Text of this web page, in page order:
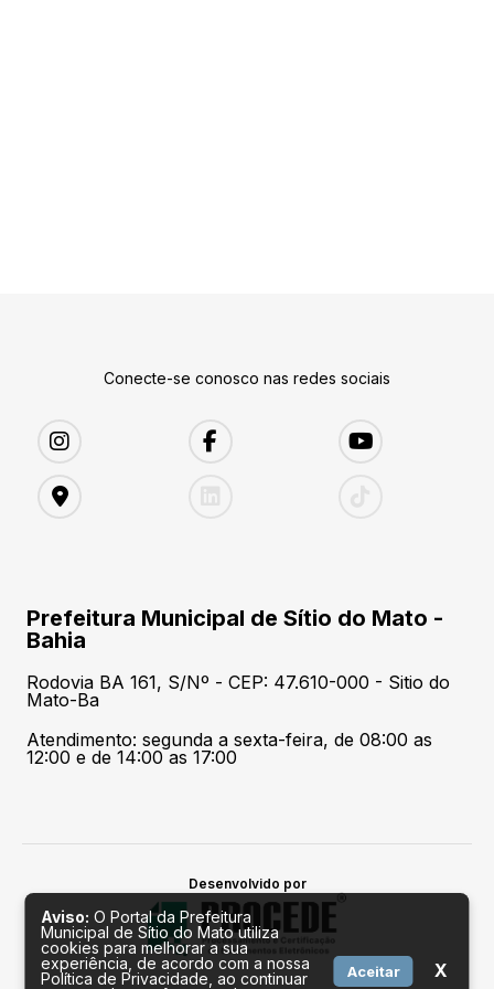
Conecte-se conosco nas redes sociais
Prefeitura Municipal de Sítio do Mato -
Bahia
Rodovia BA 161, S/Nº - CEP: 47.610-000 - Sitio do
Mato-Ba
Atendimento: segunda a sexta-feira, de 08:00 as
12:00 e de 14:00 as 17:00
Desenvolvido por
Aviso: O Portal da Prefeitura
Municipal de Sítio do Mato utiliza
cookies para melhorar a sua
experiência, de acordo com a nossa
Política de Privacidade, ao continuar
Aceitar X